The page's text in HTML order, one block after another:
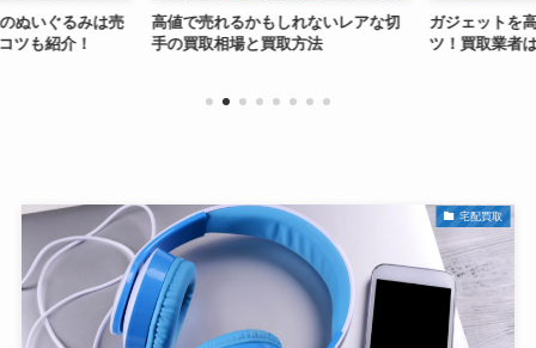
いぐるみは売
も紹介！
高値で売れるかもしれないレアな切
手の買取相場と買取方法
ガジェットを高
ツ！買取業者は
宅配買取